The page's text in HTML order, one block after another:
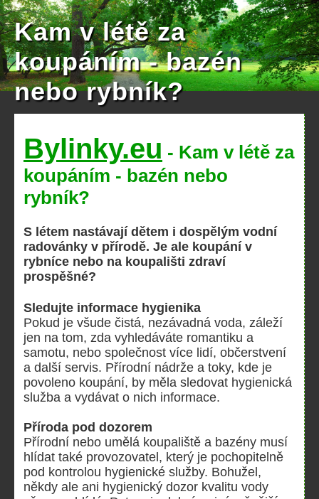
Kam v létě za
koupáním - bazén
nebo rybník?
Bylinky.eu - Kam v létě za
koupáním - bazén nebo
rybník?
S létem nastávají dětem i dospělým vodní
radovánky v přírodě. Je ale koupání v
rybníce nebo na koupališti zdraví
prospěšné?
Sledujte informace hygienika
Pokud je všude čistá, nezávadná voda, záleží
jen na tom, zda vyhledáváte romantiku a
samotu, nebo společnost více lidí, občerstvení
a další servis. Přírodní nádrže a toky, kde je
povoleno koupání, by měla sledovat hygienická
služba a vydávat o nich informace.
Příroda pod dozorem
Přírodní nebo umělá koupaliště a bazény musí
hlídat také provozovatel, který je pochopitelně
pod kontrolou hygienické služby. Bohužel,
někdy ale ani hygienický dozor kvalitu vody